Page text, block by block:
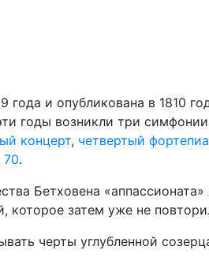
года и опубликована в 1810
годы возникли три
концерт, четвертый
70.
Бетховена
которое затем уже не
черты углубленной